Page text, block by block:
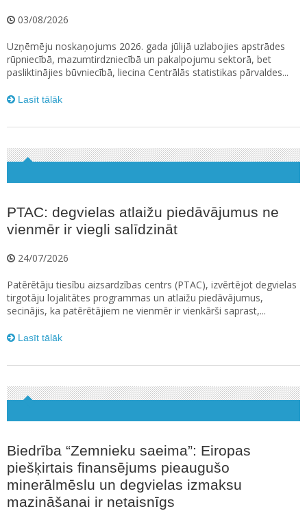
03/08/2026
Uzņēmēju noskaņojums 2026. gada jūlijā uzlabojies apstrādes
rūpniecībā, mazumtirdzniecībā un pakalpojumu sektorā, bet
pasliktinājies būvniecībā, liecina Centrālās statistikas pārvaldes...
Lasīt tālāk
PTAC: degvielas atlaižu piedāvājumus ne
vienmēr ir viegli salīdzināt
24/07/2026
Patērētāju tiesību aizsardzības centrs (PTAC), izvērtējot degvielas
tirgotāju lojalitātes programmas un atlaižu piedāvājumus,
secinājis, ka patērētājiem ne vienmēr ir vienkārši saprast,...
Lasīt tālāk
Biedrība “Zemnieku saeima”: Eiropas
piešķirtais finansējums pieaugušo
minerālmēslu un degvielas izmaksu
mazināšanai ir netaisnīgs